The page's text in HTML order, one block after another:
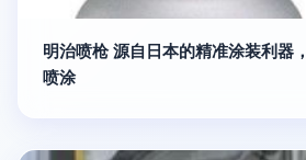
明治喷枪 源自日本的精准涂装利器
喷涂